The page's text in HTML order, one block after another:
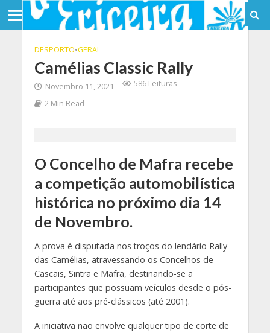
DESPORTO•GERAL
Camélias Classic Rally
Novembro 11, 2021
586 Leituras
2 Min Read
O Concelho de Mafra recebe
a competição automobilística
histórica no próximo dia 14
de Novembro.
A prova é disputada nos troços do lendário Rally
das Camélias, atravessando os Concelhos de
Cascais, Sintra e Mafra, destinando-se a
participantes que possuam veículos desde o pós-
guerra até aos pré-clássicos (até 2001).
A iniciativa não envolve qualquer tipo de corte de